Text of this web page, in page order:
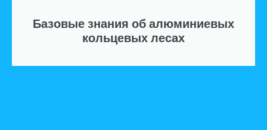
Базовые знания об алюминиевых
кольцевых лесах